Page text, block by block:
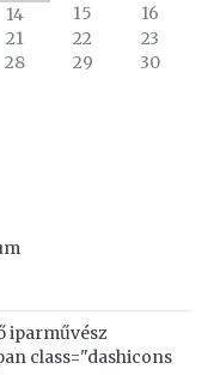
14 15
16
21 22
23
28 29
30
iparművész
class="dashicons